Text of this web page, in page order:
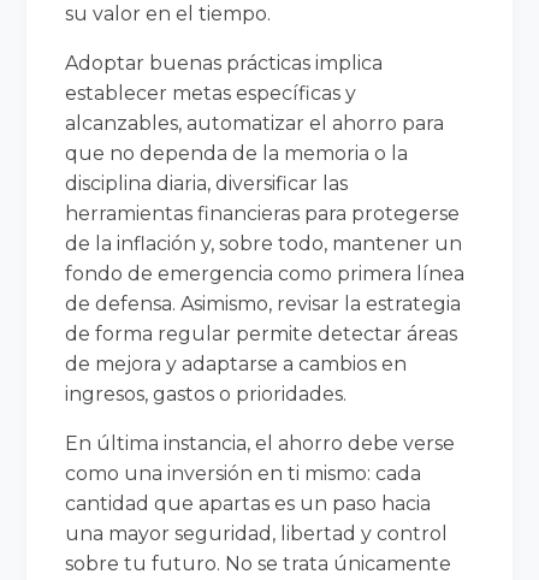
su valor en el tiempo.
Adoptar buenas prácticas implica
establecer metas específicas y
alcanzables, automatizar el ahorro para
que no dependa de la memoria o la
disciplina diaria, diversificar las
herramientas financieras para protegerse
de la inflación y, sobre todo, mantener un
fondo de emergencia como primera línea
de defensa. Asimismo, revisar la estrategia
de forma regular permite detectar áreas
de mejora y adaptarse a cambios en
ingresos, gastos o prioridades.
En última instancia, el ahorro debe verse
como una inversión en ti mismo: cada
cantidad que apartas es un paso hacia
una mayor seguridad, libertad y control
sobre tu futuro. No se trata únicamente